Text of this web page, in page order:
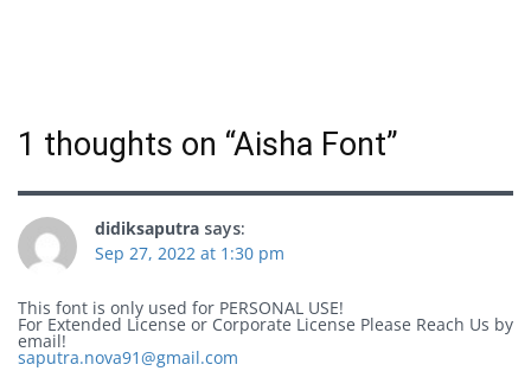
1 thoughts on “Aisha Font”
didiksaputra says:
Sep 27, 2022 at 1:30 pm
This font is only used for PERSONAL USE!
For Extended License or Corporate License Please Reach Us by
email!
saputra.nova91@gmail.com